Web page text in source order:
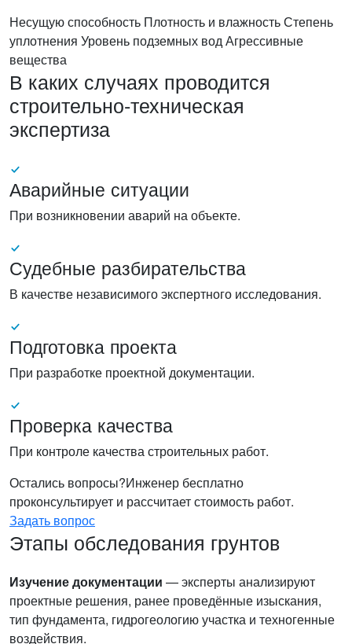
Несущую способность Плотность и влажностьСтепень
уплотнения Уровень подземных водАгрессивные
вещества
В каких случаях проводится
строительно-техническая
экспертиза
Аварийные ситуации
При возникновении аварий на объекте.
Судебные разбирательства
В качестве независимого экспертного исследования.
Подготовка проекта
При разработке проектной документации.
Проверка качества
При контроле качества строительных работ.
Остались вопросы?Инженер бесплатно
проконсультирует и рассчитает стоимость работ.
Задать вопрос
Этапы обследования грунтов
Изучение документации — эксперты анализируют
проектные решения, ранее проведённые изыскания,
тип фундамента, гидрогеологию участка и техногенные
воздействия.